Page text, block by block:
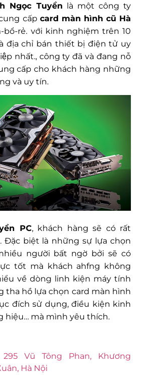
Ngọc Tuyền là một công ty
cấp card màn hình cũ Hà
bổ-rẻ. với kinh nghiệm trên 10
địa chỉ bán thiết bị điện tử uy
nhất., công ty đã và đang nỗ
cấp cho khách hàng những
và uy tín.
PC, khách hàng sẽ có rất
Đặc biệt là những sự lựa chọn
người bất ngờ bởi sẽ có
tốt mà khách ahfng không
về dòng linh kiện máy tính
tha hồ lựa chọn card màn hình
đích sử dụng, điều kiện kinh
hiệu… mà mình yêu thích.
295 Vũ Tông Phan, Khương
Hà Nội